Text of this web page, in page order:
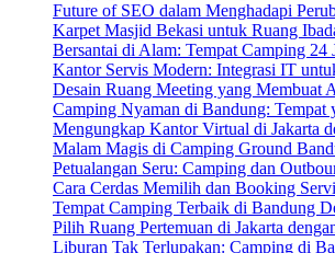
Future of SEO dalam Menghadapi
Karpet Masjid Bekasi untuk Ruang
Bersantai di Alam: Tempat Camping 24
Kantor Servis Modern: Integrasi IT
Desain Ruang Meeting yang Membuat
Camping Nyaman di Bandung:
Mengungkap Kantor Virtual di Jakarta
Malam Magis di Camping Ground
Petualangan Seru: Camping dan
Cara Cerdas Memilih dan Booking
Tempat Camping Terbaik di Bandung
Pilih Ruang Pertemuan di Jakarta
Liburan Tak Terlupakan: Camping di